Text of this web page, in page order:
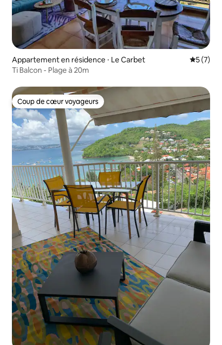
Appartement en résidence ⋅ Le Carbet
5 (7)
Ti Balcon - Plage à 20m
Coup de cœur voyageurs
Coup de cœur voyageurs